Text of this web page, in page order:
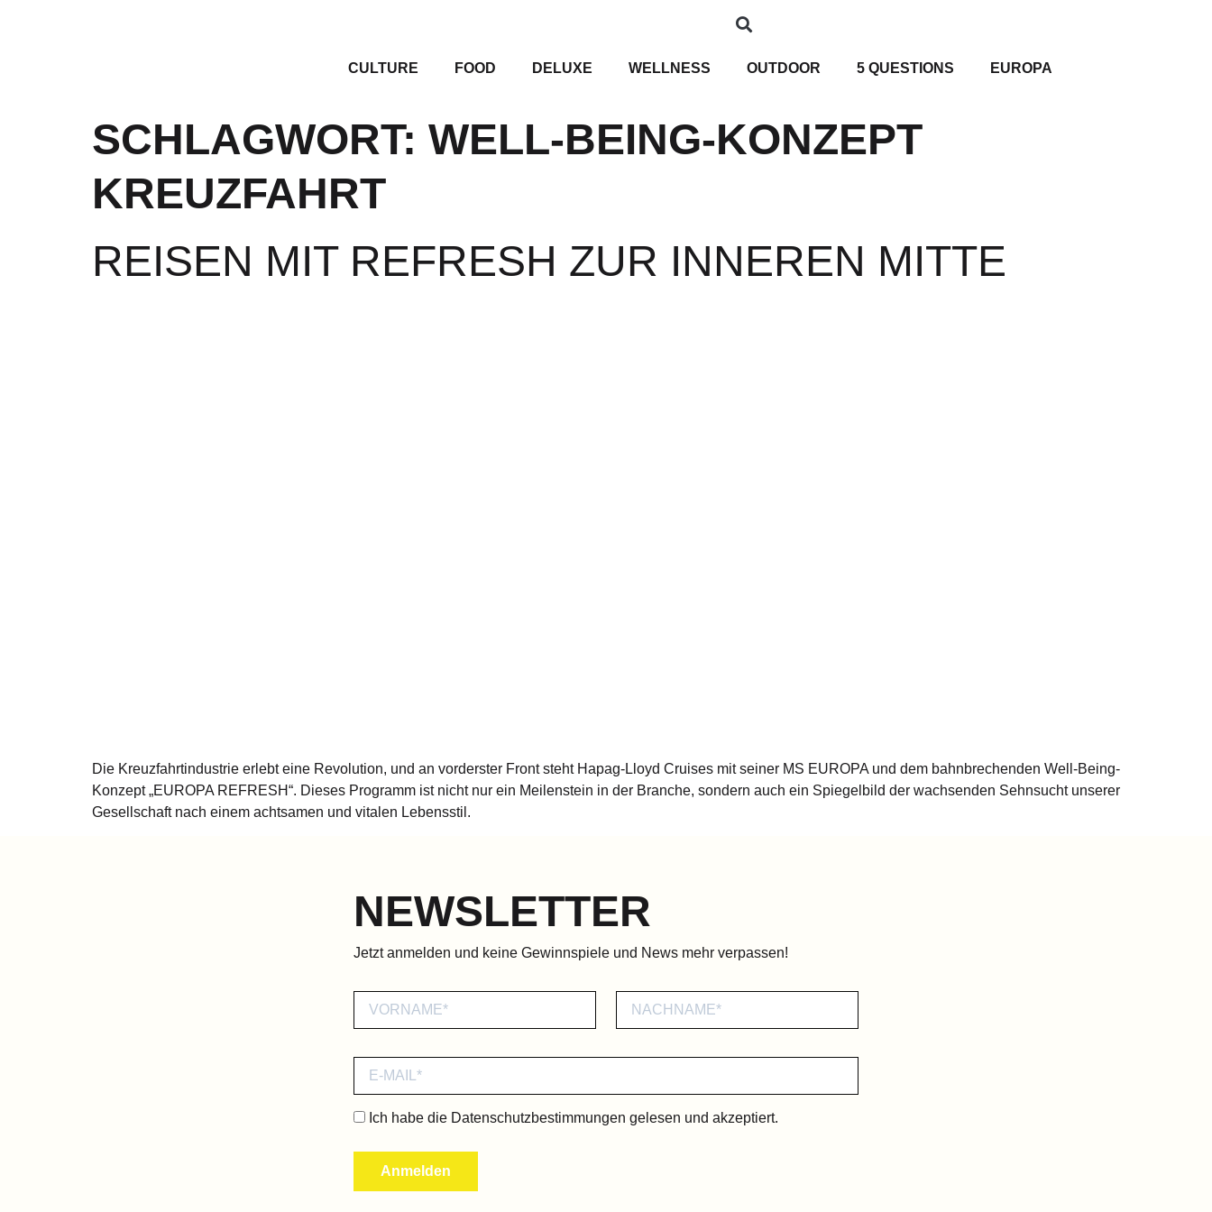
CULTURE FOOD DELUXE WELLNESS OUTDOOR 5 QUESTIONS EUROPA
SCHLAGWORT: WELL-BEING-KONZEPT
KREUZFAHRT
REISEN MIT REFRESH ZUR INNEREN MITTE
Die Kreuzfahrtindustrie erlebt eine Revolution, und an vorderster Front steht Hapag-Lloyd Cruises mit seiner MS EUROPA und dem bahnbrechenden Well-Being-
Konzept „EUROPA REFRESH“. Dieses Programm ist nicht nur ein Meilenstein in der Branche, sondern auch ein Spiegelbild der wachsenden Sehnsucht unserer
Gesellschaft nach einem achtsamen und vitalen Lebensstil.
NEWSLETTER
Jetzt anmelden und keine Gewinnspiele und News mehr verpassen!
Ich habe die Datenschutzbestimmungen gelesen und akzeptiert.